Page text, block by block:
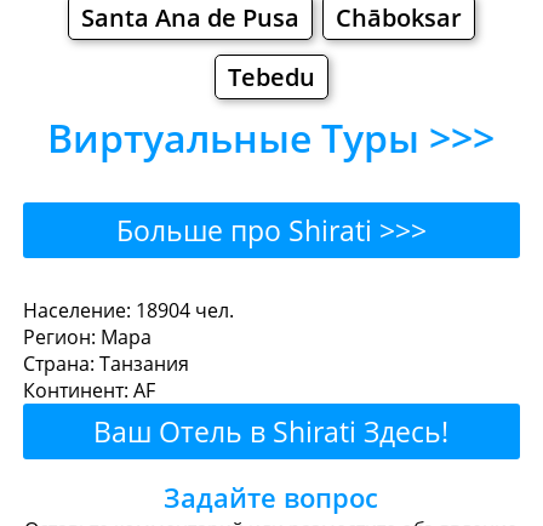
Santa Ana de Pusa
Chāboksar
Tebedu
Виртуальные Туры >>>
Больше про Shirati >>>
Shirati - Где поесть или
перекусить?
Рестораны Кафе Бары
Пиво
Булочные
Супермаркеты
Население: 18904 чел.
Регион: Мара
Страна: Танзания
Континент: AF
Ваш Отель в Shirati Здесь!
Задайте вопрос